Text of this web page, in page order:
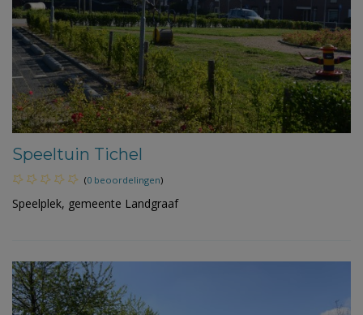
Speeltuin Tichel
(0 beoordelingen)
Speelplek, gemeente Landgraaf